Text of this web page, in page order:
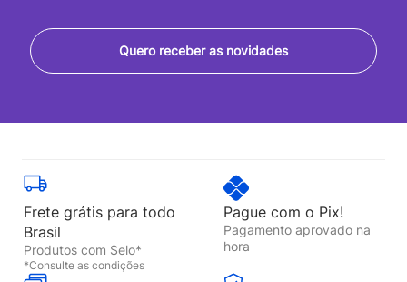
Quero receber as novidades
Frete grátis para todo
Brasil
Produtos com Selo*
*Consulte as condições
Pague com o Pix!
Pagamento aprovado na
hora